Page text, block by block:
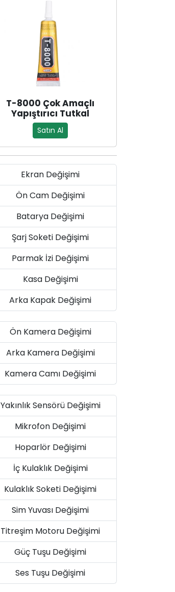
T-8000 Çok Amaçlı
Yapıştırıcı Tutkal
Satın Al
Ekran Değişimi
Ön Cam Değişimi
Batarya Değişimi
Şarj Soketi Değişimi
Parmak İzi Değişimi
Kasa Değişimi
Arka Kapak Değişimi
Ön Kamera Değişimi
Arka Kamera Değişimi
Kamera Camı Değişimi
Yakınlık Sensörü Değişimi
Mikrofon Değişimi
Hoparlör Değişimi
İç Kulaklık Değişimi
Kulaklık Soketi Değişimi
Sim Yuvası Değişimi
Titreşim Motoru Değişimi
Güç Tuşu Değişimi
Ses Tuşu Değişimi